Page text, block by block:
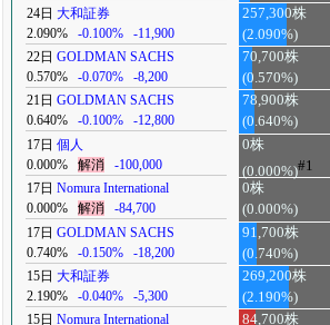
24日 大和証券
2.090%
-0.100% -11,900
257,300株
(2.090%)
22日 GOLDMAN SACHS
0.570%
-0.070% -8,200
70,700株
(0.570%)
21日 GOLDMAN SACHS
0.640%
-0.100% -12,800
78,900株
(0.640%)
17日 個人
0.000%
解消 -100,000
0株
(0.000%)#1
17日 Nomura International
0.000%
解消 -84,700
0株
(0.000%)
17日 GOLDMAN SACHS
0.740%
-0.150% -18,200
91,700株
(0.740%)
15日 大和証券
2.190%
-0.040% -5,300
269,200株
(2.190%)
15日 Nomura International
84,700株